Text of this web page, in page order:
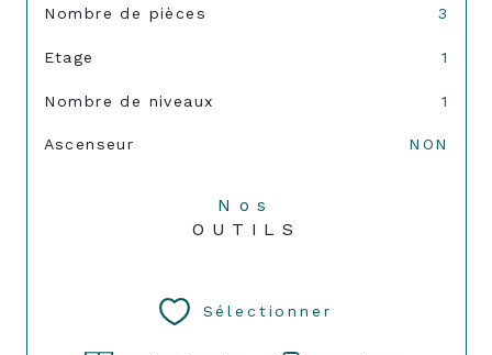
Nombre de pièces 3
Etage 1
Nombre de niveaux 1
Ascenseur NON
Nos
OUTILS
Sélectionner